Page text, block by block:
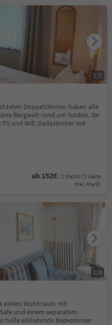
Doppelzimmer haben alle
Bergwelt rund um Sulden. Sie
und Wifi. Dadezimmer mit
ab 152€ / 1 Nacht / 2 Gäste
Inkl. MwSt.
1/5
einem Wohnraum mit
und einem separatem
helle einladende Badezimmer
1/4